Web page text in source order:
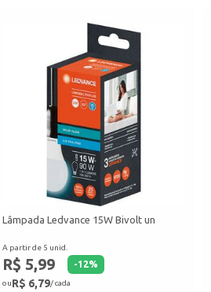
Lâmpada Ledvance 15W Bivolt un
A partir de 5 unid.
R$ 5,99 -12%
ouR$ 6,79/ cada